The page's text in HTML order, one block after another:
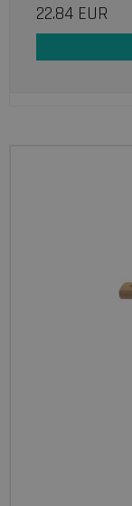
22.84 EUR